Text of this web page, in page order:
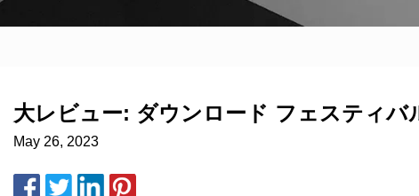
大レビュー: ダウンロード フェスティバ
May 26, 2023